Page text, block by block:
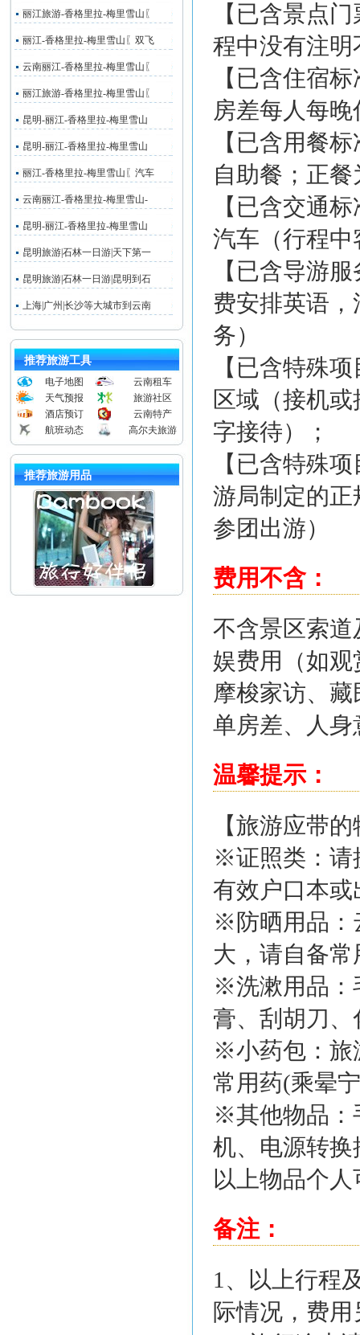
丽江旅游-香格里拉-梅里雪山〖
丽江-香格里拉-梅里雪山〖双飞
云南丽江-香格里拉-梅里雪山〖
丽江旅游-香格里拉-梅里雪山〖
昆明-丽江-香格里拉-梅里雪山
昆明-丽江-香格里拉-梅里雪山
丽江-香格里拉-梅里雪山〖汽车
云南丽江-香格里拉-梅里雪山-
昆明-丽江-香格里拉-梅里雪山
昆明旅游|石林一日游|天下第一
昆明旅游|石林一日游|昆明到石
上海|广州|长沙等大城市到云南
推荐旅游工具
电子地图
云南租车
天气预报
旅游社区
酒店预订
云南特产
航班动态
高尔夫旅游
推荐旅游用品
【已含景点
程中没有注
【已含住宿
房差每人每
【已含用餐
自助餐；正
【已含交通
汽车（行程
【已含导游
费安排英语
务）
【已含特殊
区域（接机
字接待）；
【已含特殊
游局制定的
参团出游）
费用不含：
不含景区索
娱费用（如
摩梭家访、
单房差、人
温馨提示：
【旅游应带
※证照类：请
有效户口本
※防晒用品：
大，请自备
※洗漱用品：
膏、刮胡刀
※小药包：旅
常用药(乘晕
※其他物品：
机、电源转
以上物品个
备注：
1、以上行程
际情况，费用